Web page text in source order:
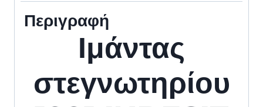
Περιγραφή
Ιμάντας
στεγνωτηρίου